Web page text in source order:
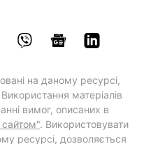
на даному ресурсі,
матеріалів
вимог, описаних в
сайтом". Використовувати
ресурсі, дозволяється